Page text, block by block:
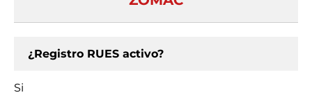
¿Registro RUES activo?
Si